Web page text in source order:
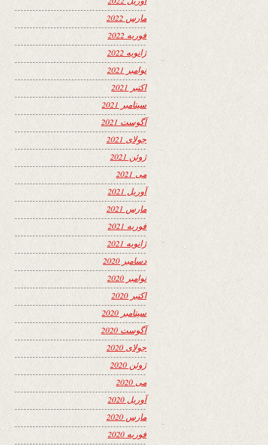
مارس 2022
فوریه 2022
ژانویه 2022
نوامبر 2021
اکتبر 2021
سپتامبر 2021
آگوست 2021
جولای 2021
ژوئن 2021
می 2021
آوریل 2021
مارس 2021
فوریه 2021
ژانویه 2021
دسامبر 2020
نوامبر 2020
اکتبر 2020
سپتامبر 2020
آگوست 2020
جولای 2020
ژوئن 2020
می 2020
آوریل 2020
مارس 2020
فوریه 2020